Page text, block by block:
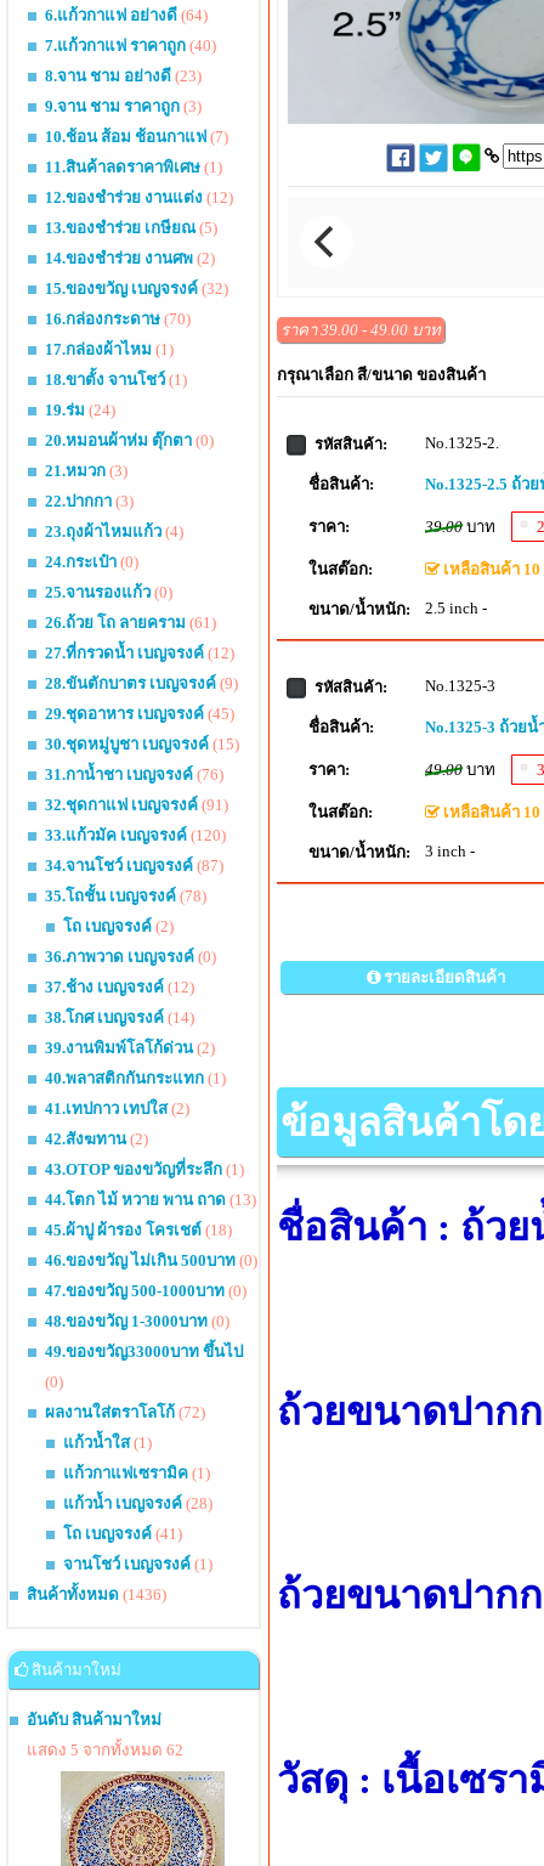
6.แก้วกาแฟ อย่างดี (64)
7.แก้วกาแฟ ราคาถูก (40)
8.จาน ชาม อย่างดี (23)
9.จาน ชาม ราคาถูก (3)
10.ช้อน ส้อม ช้อนกาแฟ (7)
11.สินค้าลดราคาพิเศษ (1)
12.ของชำร่วย งานแต่ง (12)
13.ของชำร่วย เกษียณ(5)
14.ของชำร่วย งานศพ (2)
15.ของขวัญ เบญจรงค์ (32)
16.กล่องกระดาษ (70)
17.กล่องผ้าไหม (1)
18.ขาตั้ง จานโชว์ (1)
19.ร่ม (24)
20.หมอนผ้าห่ม ตุ๊กตา (0)
21.หมวก (3)
22.ปากกา (3)
23.ถุงผ้าไหมแก้ว (4)
24.กระเป๋า (0)
25.จานรองแก้ว (0)
26.ถ้วย โถ ลายคราม (61)
27.ที่กรวดน้ำ เบญจรงค์ (12)
28.ขันตักบาตร เบญจรงค์ (9)
29.ชุดอาหาร เบญจรงค์ (45)
30.ชุดหมู่บูชา เบญจรงค์ (15)
31.กาน้ำชา เบญจรงค์ (76)
32.ชุดกาแฟ เบญจรงค์ (91)
33.แก้วมัค เบญจรงค์ (120)
34.จานโชว์ เบญจรงค์ (87)
35.โถชั้น เบญจรงค์ (78)
โถ เบญจรงค์ (2)
36.ภาพวาด เบญจรงค์ (0)
37.ช้าง เบญจรงค์ (12)
38.โกศ เบญจรงค์ (14)
39.งานพิมพ์โลโก้ด่วน(2)
40.พลาสติกกันกระแทก (1)
41.เทปกาว เทปใส(2)
42.สังฆทาน(2)
43.OTOP ของขวัญที่ระลึก (1)
44.โตก ไม้ หวาย พาน ถาด (13)
45.ผ้าปู ผ้ารอง โครเชต์ (18)
46.ของขวัญ ไม่เกิน 500บาท (0)
47.ของขวัญ 500-1000บาท (0)
48.ของขวัญ 1-3000บาท (0)
49.ของขวัญ33000บาท ขึ้นไป
(0)
ผลงานใส่ตราโลโก้ (72)
แก้วน้ำใส(1)
แก้วกาแฟเซรามิค (1)
แก้วน้ำ เบญจรงค์ (28)
โถ เบญจรงค์ (41)
จานโชว์ เบญจรงค์ (1)
สินค้าทั้งหมด (1436)
สินค้ามาใหม่
อันดับ สินค้ามาใหม่
แสดง 5 จากทั้งหมด 62
ราคา 39.00 - 49.00 บาท
กรุณาเลือก สี/ขนาด ของสินค้า
รหัสสินค้า: No.1325-2.
ชื่อสินค้า: No.1325-2.5 ถ้ว
ราคา: 39.00 บาท
ในสต๊อก: เหลือสินค้า
ขนาด/น้ำหนัก: 2.5 inch -
รหัสสินค้า: No.1325-3
ชื่อสินค้า: No.1325-3 ถ้วยน้
ราคา: 49.00 บาท
ในสต๊อก: เหลือสินค้า
ขนาด/น้ำหนัก: 3 inch -
รายละเอียดสินค้า
ข้อมูลสินค้าโด
ชื่อสินค้า : ถ้วย
ถ้วยขนาดปากก
ถ้วยขนาดปาก
วัสดุ : เนื้อเซร